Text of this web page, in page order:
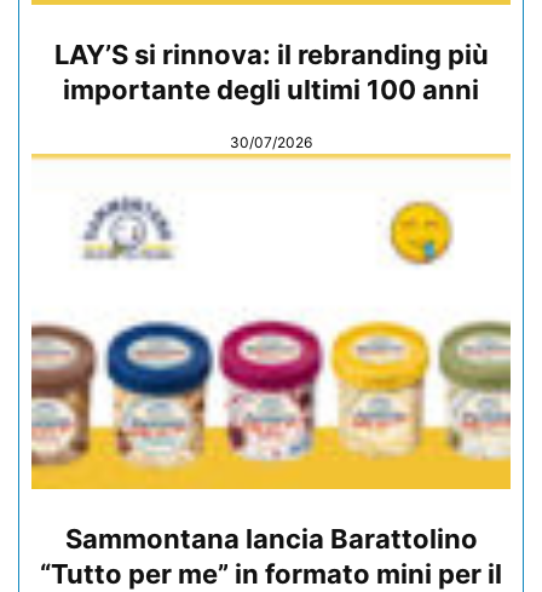
LAY’S si rinnova: il rebranding più
importante degli ultimi 100 anni
30/07/2026
Sammontana lancia Barattolino
“Tutto per me” in formato mini per il